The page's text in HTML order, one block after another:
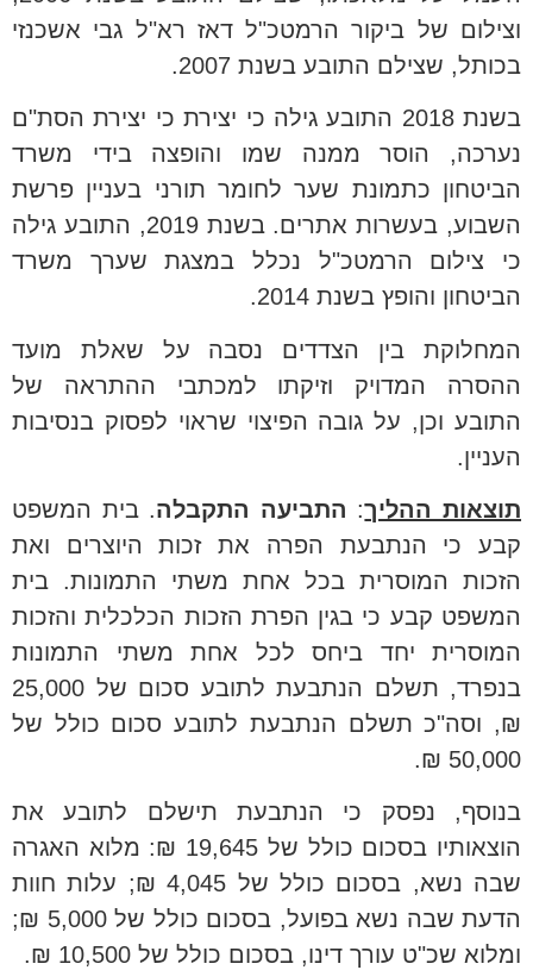
וצילום של ביקור הרמטכ"ל דאז רא"ל גבי אשכנזי
בכותל, שצילם התובע בשנת 2007.
בשנת 2018 התובע גילה כי יצירת כי יצירת הסת"ם
נערכה, הוסר ממנה שמו והופצה בידי משרד
הביטחון כתמונת שער לחומר תורני בעניין פרשת
השבוע, בעשרות אתרים. בשנת 2019, התובע גילה
כי צילום הרמטכ"ל נכלל במצגת שערך משרד
הביטחון והופץ בשנת 2014.
המחלוקת בין הצדדים נסבה על שאלת מועד
ההסרה המדויק וזיקתו למכתבי ההתראה של
התובע וכן, על גובה הפיצוי שראוי לפסוק בנסיבות
העניין.
תוצאות ההליך: התביעה התקבלה. בית המשפט
קבע כי הנתבעת הפרה את זכות היוצרים ואת
הזכות המוסרית בכל אחת משתי התמונות. בית
המשפט קבע כי בגין הפרת הזכות הכלכלית והזכות
המוסרית יחד ביחס לכל אחת משתי התמונות
בנפרד, תשלם הנתבעת לתובע סכום של 25,000
₪, וסה"כ תשלם הנתבעת לתובע סכום כולל של
50,000 ₪.
בנוסף, נפסק כי הנתבעת תישלם לתובע את
הוצאותיו בסכום כולל של 19,645 ₪: מלוא האגרה
שבה נשא, בסכום כולל של 4,045 ₪; עלות חוות
הדעת שבה נשא בפועל, בסכום כולל של 5,000 ₪;
ומלוא שכ"ט עורך דינו, בסכום כולל של 10,500 ₪.